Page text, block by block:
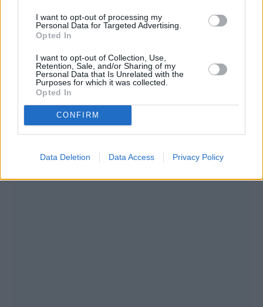
I want to opt-out of processing my
Personal Data for Targeted Advertising.
Opted In
I want to opt-out of Collection, Use,
Retention, Sale, and/or Sharing of my
Personal Data that Is Unrelated with the
Purposes for which it was collected.
Opted In
CONFIRM
Data Deletion Data Access Privacy Policy